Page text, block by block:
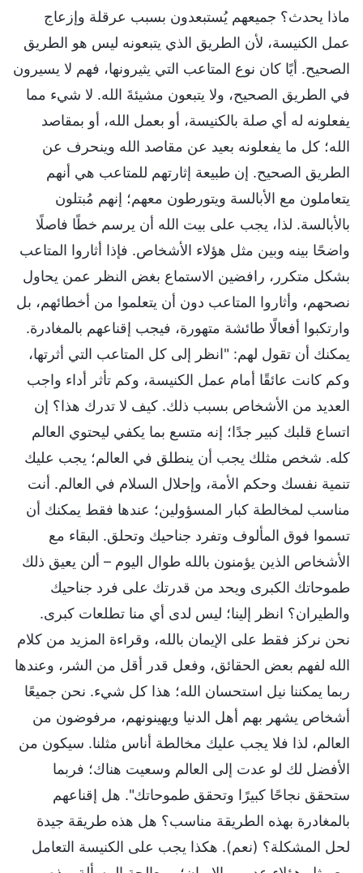
ماذا يحدث؟ جميعهم يُستبعدون بسبب عرقلة وإزعاج
عمل الكنيسة، لأن الطريق الذي يتبعونه ليس هو الطريق
الصحيح. أيًا كان نوع المتاعب التي يثيرونها، فهم لا يسيرون
في الطريق الصحيح، ولا يتبعون مشيئةَ الله. لا شيء مما
يفعلونه له أي صلة بالكنيسة، أو بعمل الله، أو بمقاصد
الله؛ كل ما يفعلونه بعيد عن مقاصد الله وينحرف عن
الطريق الصحيح. إن طبيعة إثارتهم للمتاعب هي أنهم
يتعاملون مع الأبالسة ويتورطون معهم؛ إنهم مُبتلون
بالأبالسة. لذا، يجب على بيت الله أن يرسم خطًا فاصلًا
واضحًا بينه وبين مثل هؤلاء الأشخاص. فإذا أثاروا المتاعب
بشكل متكرر، رافضين الاستماع بغض النظر عمن يحاول
نصحهم، وأثاروا المتاعب دون أن يتعلموا من أخطائهم، بل
وارتكبوا أفعالًا طائشة متهورة، فيجب إقناعهم بالمغادرة.
يمكنك أن تقول لهم: "انظر إلى كل المتاعب التي أثرتها،
وكم كانت عائقًا أمام عمل الكنيسة، وكم تأثر أداء واجب
العديد من الأشخاص بسبب ذلك. كيف لا تدرك هذا؟ إن
اتساع قلبك كبير جدًا؛ إنه متسع بما يكفي ليحتوي العالم
كله. شخص مثلك يجب أن ينطلق في العالم؛ يجب عليك
تنمية نفسك وحكم الأمة، وإحلال السلام في العالم. أنت
مناسب لمخالطة كبار المسؤولين؛ عندها فقط يمكنك أن
تسموا فوق المألوف وتفرد جناحيك وتحلق. البقاء مع
الأشخاص الذين يؤمنون بالله طوال اليوم – ألن يعيق ذلك
طموحاتك الكبرى ويحد من قدرتك على فرد جناحيك
والطيران؟ انظر إلينا؛ ليس لدى أي منا تطلعات كبرى.
نحن نركز فقط على الإيمان بالله، وقراءة المزيد من كلام
الله لفهم بعض الحقائق، وفعل قدر أقل من الشر، وعندها
ربما يمكننا نيل استحسان الله؛ هذا كل شيء. نحن جميعًا
أشخاص يشهر بهم أهل الدنيا ويهينونهم، مرفوضون من
العالم، لذا فلا يجب عليك مخالطة أناس مثلنا. سيكون من
الأفضل لك لو عدت إلى العالم وسعيت هناك؛ فربما
ستحقق نجاحًا كبيرًا وتحقق طموحاتك". هل إقناعهم
بالمغادرة بهذه الطريقة مناسب؟ هل هذه طريقة جيدة
لحل المشكلة؟ (نعم). هكذا يجب على الكنيسة التعامل